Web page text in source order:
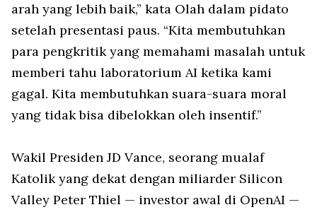
arah yang lebih baik,” kata Olah dalam pidato
setelah presentasi paus. “Kita membutuhkan
para pengkritik yang memahami masalah untuk
memberi tahu laboratorium AI ketika kami
gagal. Kita membutuhkan suara-suara moral
yang tidak bisa dibelokkan oleh insentif.”
Wakil Presiden JD Vance, seorang mualaf
Katolik yang dekat dengan miliarder Silicon
Valley Peter Thiel — investor awal di OpenAI —